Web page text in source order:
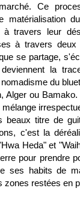
Ce
matérialisation
à travers leur
à travers
se partage,
la
du
Alger ou
beaux titre de
c'est la
Heda" et
pour prendre
ses habits de
zones restées en